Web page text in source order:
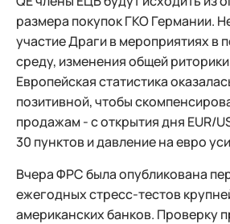
размера покупок ГКО Германии.
участие Драги в мероприятиях в
среду, изменения общей
Европейская статистика
позитивной, чтобы
продажам - с открытия дня EUR/
30 пунктов и давление на евро
Вчера ФРС была опубликована
ежегодных стресс-тестов
американских банков. Проверку